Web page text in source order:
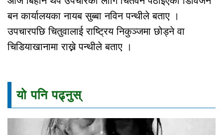
बन कार्यालयका नायब सुब्बा नविन पन्थीले बताए ।
उपचारपछि चितुवालाई राष्ट्रिय निकुञ्जमा छोड्ने वा
चिडियाखानामा राख्ने पन्थीले बताए ।
यो पनि पढ्नुस्